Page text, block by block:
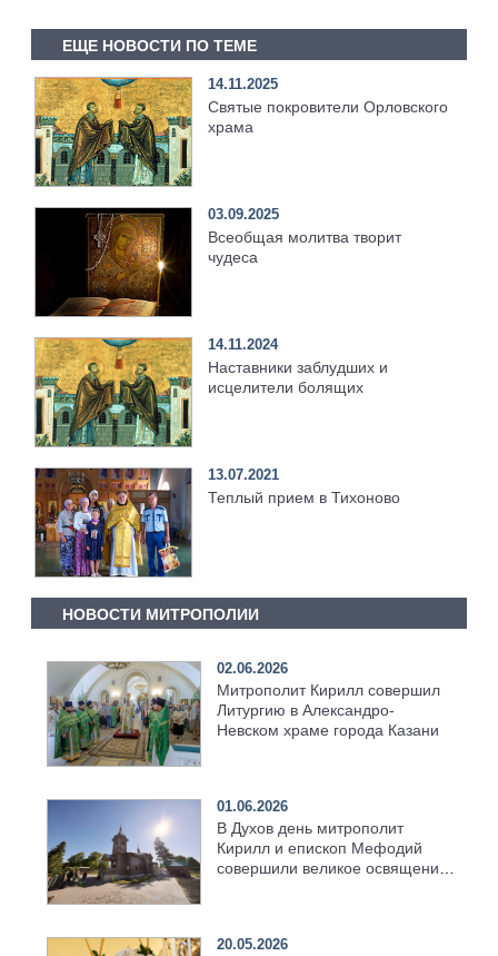
ЕЩЕ НОВОСТИ ПО ТЕМЕ
14.11.2025
Святые покровители Орловского
храма
03.09.2025
Всеобщая молитва творит
чудеса
14.11.2024
Наставники заблудших и
исцелители болящих
13.07.2021
Теплый прием в Тихоново
НОВОСТИ МИТРОПОЛИИ
02.06.2026
Митрополит Кирилл совершил
Литургию в Александро-
Невском храме города Казани
01.06.2026
В Духов день митрополит
Кирилл и епископ Мефодий
совершили великое освящение
20.05.2026